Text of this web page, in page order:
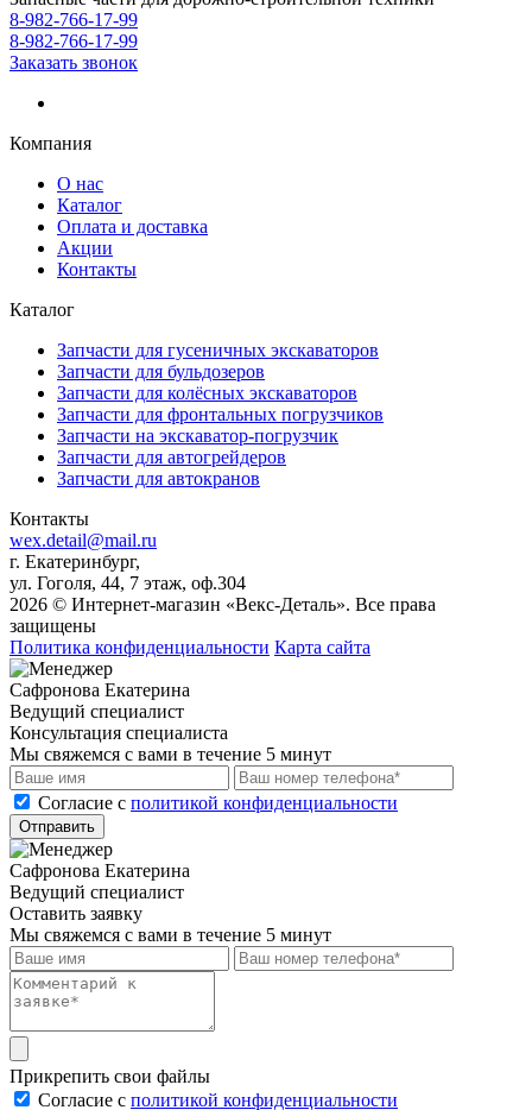
8-982-766-17-99
8-982-766-17-99
Заказать звонок
Компания
О нас
Каталог
Оплата и доставка
Акции
Контакты
Каталог
Запчасти для гусеничных экскаваторов
Запчасти для бульдозеров
Запчасти для колёсных экскаваторов
Запчасти для фронтальных погрузчиков
Запчасти на экскаватор-погрузчик
Запчасти для автогрейдеров
Запчасти для автокранов
Контакты
wex.detail@mail.ru
г. Екатеринбург,
ул. Гоголя, 44, 7 этаж, оф.304
2026 © Интернет-магазин «Векс-Деталь». Все права
защищены
Политика конфиденциальности Карта сайта
Сафронова Екатерина
Ведущий специалист
Консультация специалиста
Мы свяжемся с вами в течение 5 минут
Cогласие с политикой конфиденциальности
Отправить
Сафронова Екатерина
Ведущий специалист
Оставить заявку
Мы свяжемся с вами в течение 5 минут
Прикрепить свои файлы
Cогласие с политикой конфиденциальности